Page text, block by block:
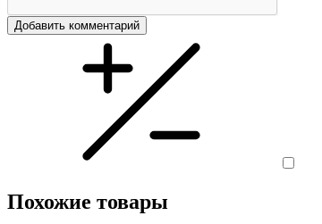
Добавить комментарий
Похожие товары